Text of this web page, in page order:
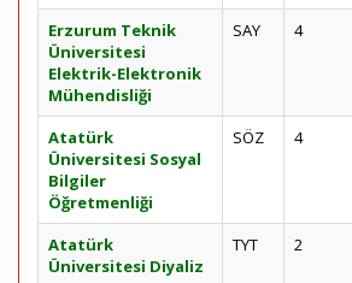
Erzurum Teknik
Üniversitesi
Elektrik-Elektronik
Mühendisliği
SAY 4
Atatürk
Üniversitesi Sosyal
Bilgiler
Öğretmenliği
SÖZ 4
Atatürk
Üniversitesi Diyaliz
TYT 2